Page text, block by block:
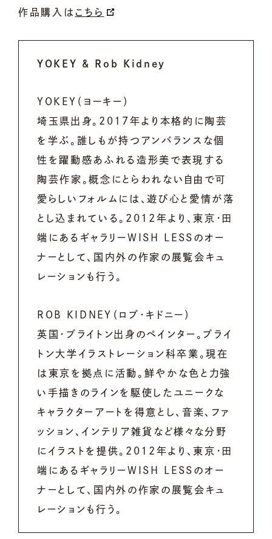
作品購入は こちら
YOKEY & Rob Kidney
YOKEY（ヨーキー）
埼玉県出身。2017年より本格的に陶芸
を学ぶ。誰しもが持つアンバランスな個
性を躍動感あふれる造形美で表現する
陶芸作家。概念にとらわれない自由で可
愛らしいフォルムには、遊び心と愛情が落
とし込まれている。 2012年より、東京・田
端にあるギャラリーWISH LESSのオー
ナーとして、国内外の作家の展覧会キュ
レーションも行う。
ROB KIDNEY（ロブ・キドニー）
英国・ブライトン出身のペインター。ブライ
トン大学イラストレーション科卒業。現在
は東京を拠点に活動。 鮮やかな色と力強
い手描きのラインを駆使したユニークな
キャラクターアートを得意とし、音楽、ファ
ッション、インテリア雑貨など様々な分野
にイラストを提供。 2012年より、東京・田
端にあるギャラリーWISH LESSのオー
ナーとして、国内外の作家の展覧会キュ
レーションも行う。